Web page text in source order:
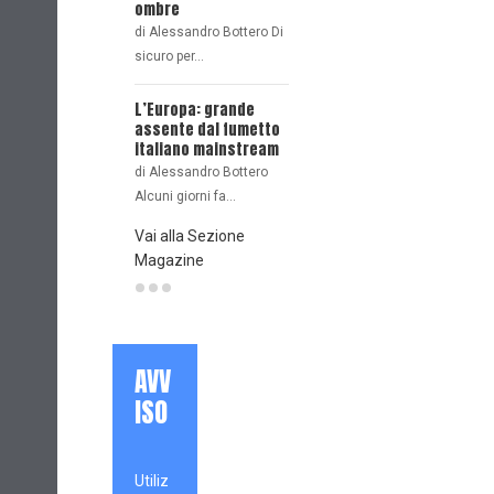
ombre
di Alessandro Bottero Di
sicuro per…
L’Europa: grande
assente dal fumetto
italiano mainstream
di Alessandro Bottero
Alcuni giorni fa…
BERSERK: LUCI E
Vai alla Sezione
Magazine
AVV
ISO
Utiliz